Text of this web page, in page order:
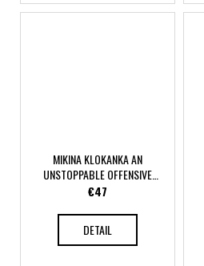
MIKINA KLOKANKA AN
UNSTOPPABLE OFFENSIVE
PRIDE
€47
DETAIL